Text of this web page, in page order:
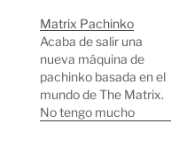
Matrix Pachinko
Acaba de salir una
nueva máquina de
pachinko basada en el
mundo de The Matrix.
No tengo mucho